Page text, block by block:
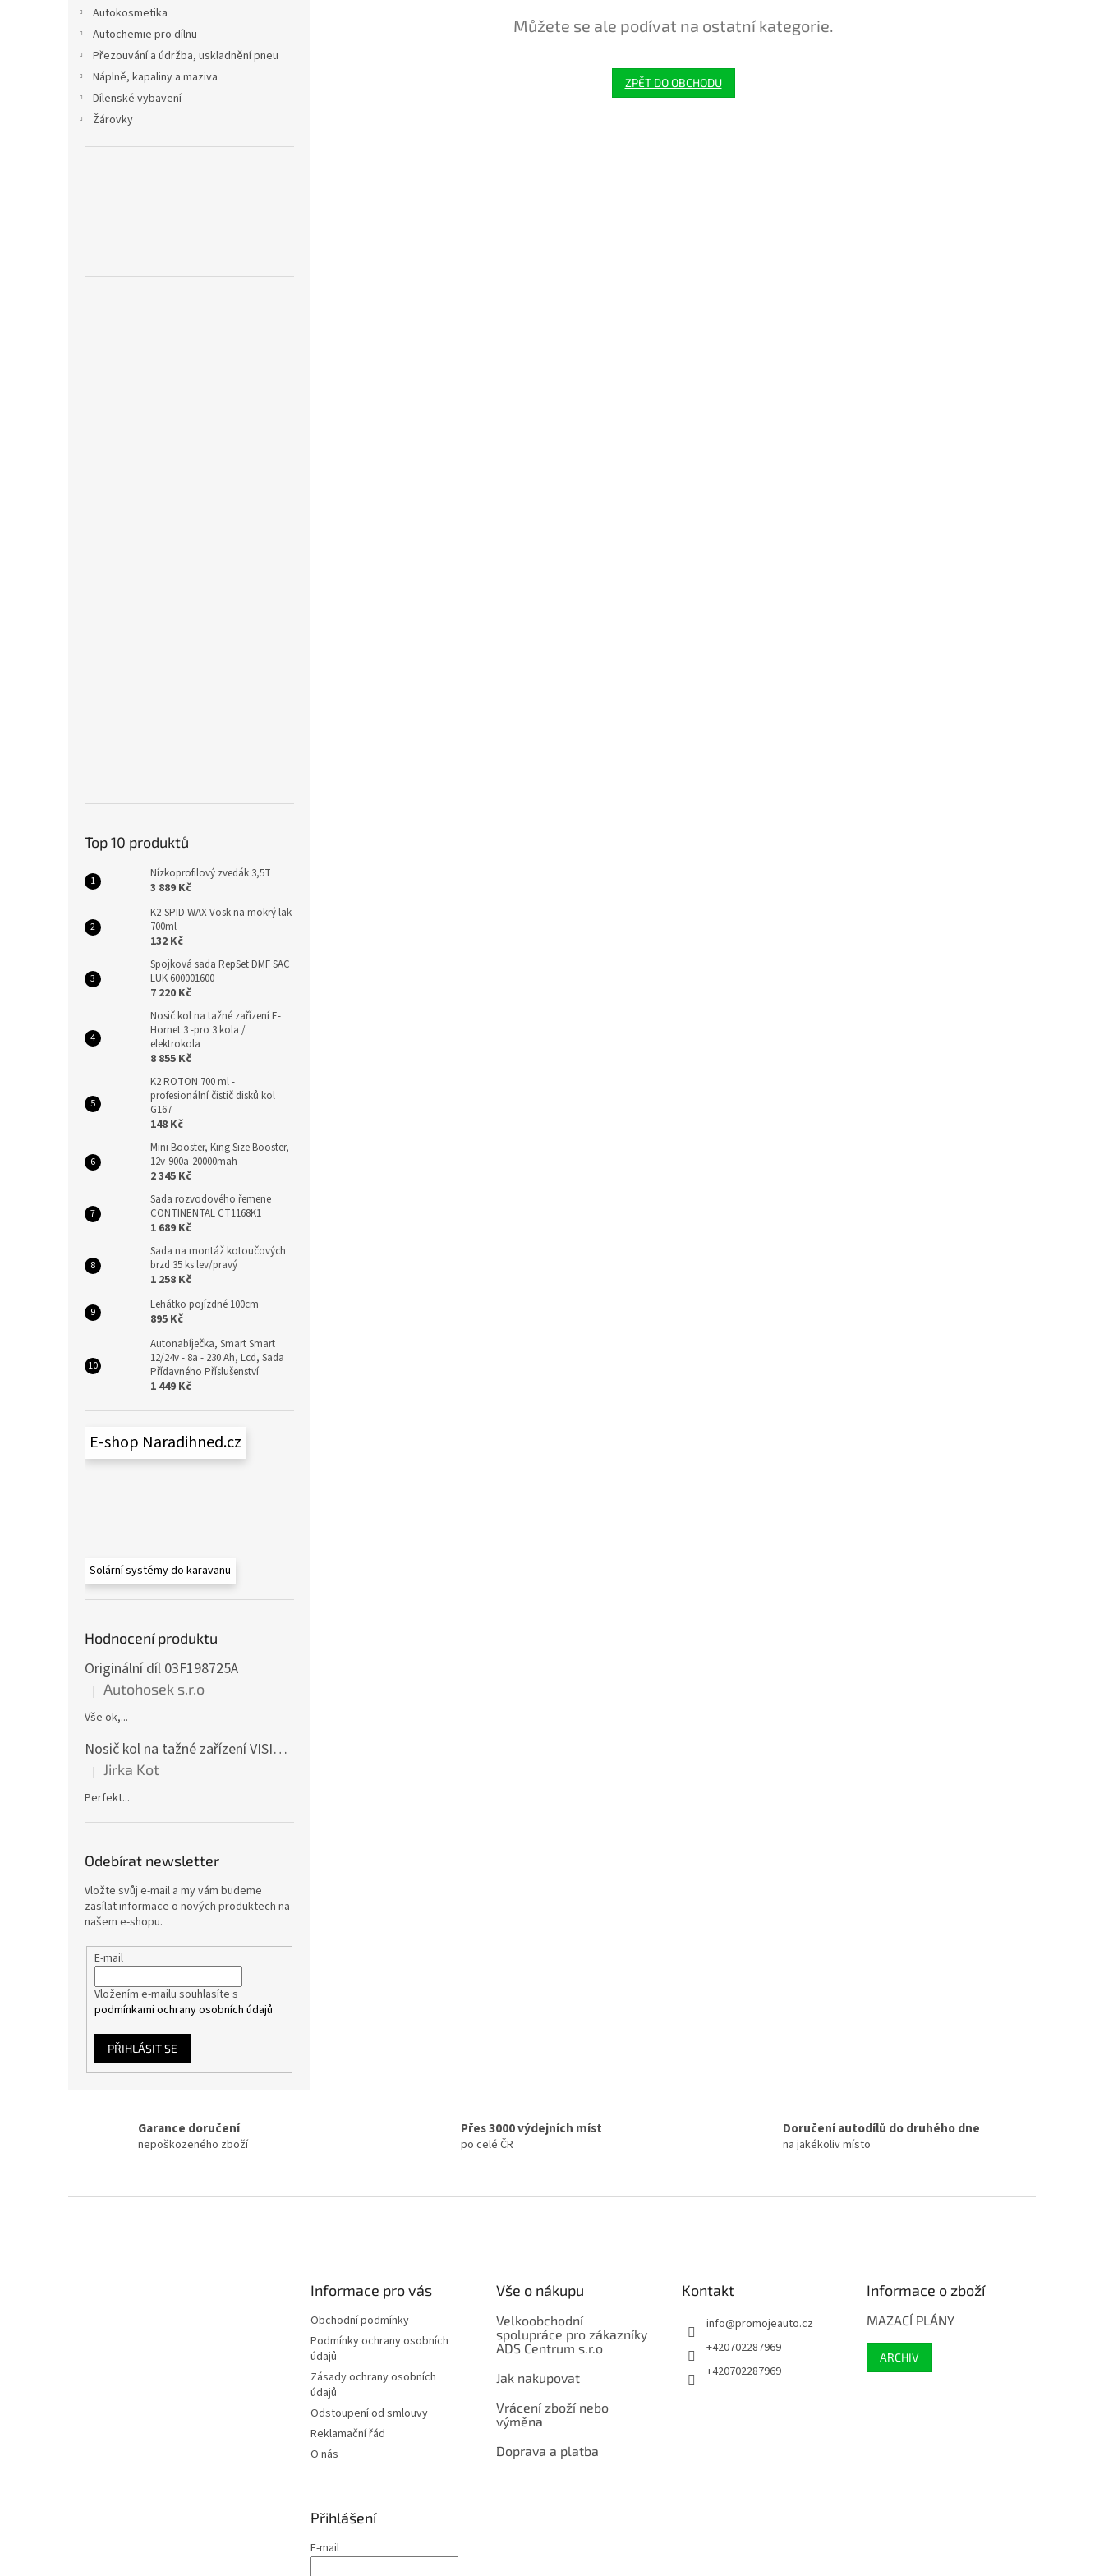
Autokosmetika
Autochemie pro dílnu
Přezouvání a údržba, uskladnění pneu
Náplně, kapaliny a maziva
Dílenské vybavení
Žárovky
Top 10 produktů
Nízkoprofilový zvedák 3,5T
3 889 Kč
K2-SPID WAX Vosk na mokrý lak
700ml
132 Kč
Spojková sada RepSet DMF SAC
LUK 600001600
7 220 Kč
Nosič kol na tažné zařízení E-
Hornet 3 -pro 3 kola /
elektrokola
8 855 Kč
K2 ROTON 700 ml -
profesionální čistič disků kol
G167
148 Kč
Mini Booster, King Size Booster,
12v-900a-20000mah
2 345 Kč
Sada rozvodového řemene
CONTINENTAL CT1168K1
1 689 Kč
Sada na montáž kotoučových
brzd 35 ks lev/pravý
1 258 Kč
Lehátko pojízdné 100cm
895 Kč
Autonabíječka, Smart Smart
12/24v - 8a - 230 Ah, Lcd, Sada
Přídavného Příslušenství
1 449 Kč
E-shop Naradihned.cz
Solární systémy do karavanu
Hodnocení produktu
Originální díl 03F198725A
Hodnocení produktu je 5 z 5 hvězdiček.
| Autohosek s.r.o
Vše ok,...
Nosič kol na tažné zařízení VISION 4 - pro 4 kola CF19591-4EFA
Hodnocení produktu je 5 z 5 hvězdiček.
| Jirka Kot
Perfekt...
Odebírat newsletter
Vložte svůj e-mail a my vám budeme
zasílat informace o nových produktech na
našem e-shopu.
E-mail
Vložením e-mailu souhlasíte s
podmínkami ochrany osobních údajů
PŘIHLÁSIT SE
Můžete se ale podívat na ostatní kategorie.
ZPĚT DO OBCHODU
Garance doručení
nepoškozeného zboží
Přes 3000 výdejních míst
po celé ČR
Doručení autodílů do druhého dne
na jakékoliv místo
Informace pro vás
Obchodní podmínky
Podmínky ochrany osobních
údajů
Zásady ochrany osobních
údajů
Odstoupení od smlouvy
Reklamační řád
O nás
Vše o nákupu
Velkoobchodní
spolupráce pro zákazníky
ADS Centrum s.r.o
Jak nakupovat
Vrácení zboží nebo
výměna
Doprava a platba
Kontakt
info@promojeauto.cz
+420702287969
+420702287969
Informace o zboží
MAZACÍ PLÁNY
ARCHIV
Přihlášení
E-mail